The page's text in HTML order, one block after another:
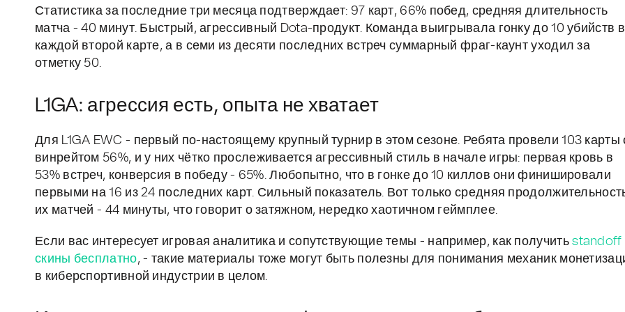
Статистика за последние три месяца подтверждает: 97 карт, 66% побед, средняя длительность
матча - 40 минут. Быстрый, агрессивный Dota-продукт. Команда выигрывала гонку до 10 убийств в
каждой второй карте, а в семи из десяти последних встреч суммарный фраг-каунт уходил за
отметку 50.
L1GA: агрессия есть, опыта не хватает
Для L1GA EWC - первый по-настоящему крупный турнир в этом сезоне. Ребята провели 103 карты
винрейтом 56%, и у них чётко прослеживается агрессивный стиль в начале игры: первая кровь в
53% встреч, конверсия в победу - 65%. Любопытно, что в гонке до 10 киллов они финишировали
первыми на 16 из 24 последних карт. Сильный показатель. Вот только средняя
их матчей - 44 минуты, что говорит о затяжном, нередко хаотичном геймплее.
Если вас интересует игровая аналитика и сопутствующие темы - например, как получитьstandoff
скины бесплатно, - такие материалы тоже могут быть полезны для понимания механик
в киберспортивной индустрии в целом.